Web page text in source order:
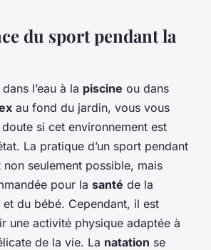
du sport pendant la
l’eau à la piscine ou dans
au fond du jardin, vous vous
si cet environnement est
La pratique d’un sport pendant
non seulement possible, mais
pour la santé de la
du bébé. Cependant, il est
une activité physique adaptée à
de la vie. La natation se